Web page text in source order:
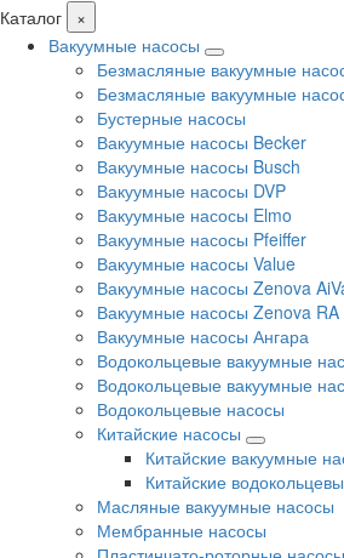
Каталог
×
Вакуумные насосы
Безмасляные вакуумные
Безмасляные вакуумные
Бустерные насосы
Вакуумные насосы Becker
Вакуумные насосы Busch
Вакуумные насосы DVP
Вакуумные насосы Elmo
Вакуумные насосы Pfeiffer
Вакуумные насосы Value
Вакуумные насосы Zenova
Вакуумные насосы Zenova RA
Вакуумные насосы Ангара
Водокольцевые вакуумные
Водокольцевые вакуумные
Водокольцевые насосы
Китайские насосы
Китайские вакуумные
Китайские
Масляные вакуумные насосы
Мембранные насосы